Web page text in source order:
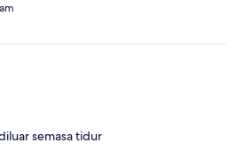
semasa tidur